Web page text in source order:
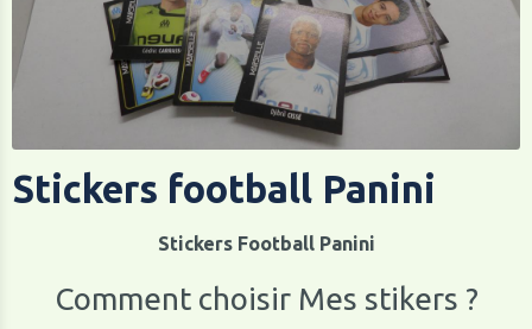
Stickers football Panini
Stickers Football Panini
Comment choisir Mes stikers ?